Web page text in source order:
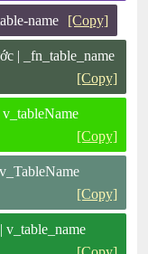
name [Copy]
| _fn_table_name
[Copy]
[Copy]
[Copy]
v_table_name